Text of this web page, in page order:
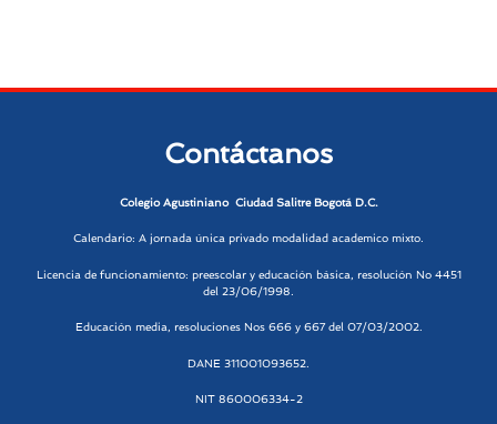
Contáctanos
Colegio Agustiniano Ciudad Salitre Bogotá D.C.
Calendario: A jornada única privado modalidad academico mixto.
Licencia de funcionamiento: preescolar y educación básica, resolución No 4451
del 23/06/1998.
Educación media, resoluciones Nos 666 y 667 del 07/03/2002.
DANE 311001093652.
NIT 860006334-2